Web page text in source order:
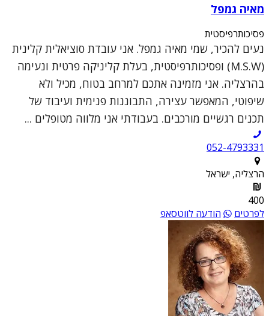
מאיה גמפל
פסיכותרפיסטית
נעים להכיר, שמי מאיה גמפל. אני עובדת סוציאלית קלינית
(M.S.W) ופסיכותרפיסטית, בעלת קליניקה פרטית ונעימה
בהרצליה. אני מזמינה אתכם למרחב בטוח, מכיל ולא
שיפוטי, המאפשר עצירה, התבוננות פנימית ועיבוד של
תכנים רגשיים מורכבים. בעבודתי אני מלווה מטופלים ...
052-4793331
הרצליה, ישראל
400
לפרטים
הודעה לווטסאפ